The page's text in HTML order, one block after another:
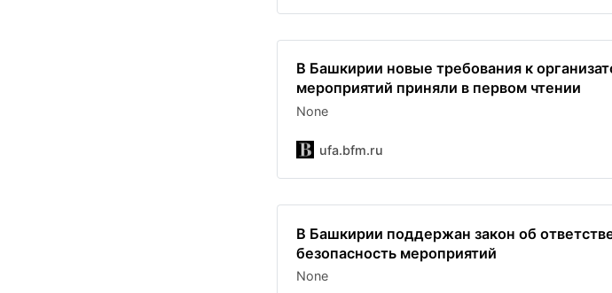
В Башкирии новые требования к
мероприятий приняли в первом чтении
None
ufa.bfm.ru
В Башкирии поддержан закон об
безопасность мероприятий
None